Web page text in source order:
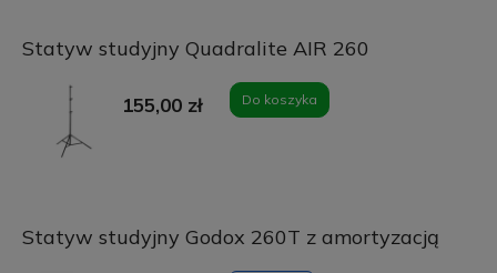
Statyw studyjny Quadralite AIR 260
155,00 zł Do koszyka
Statyw studyjny Godox 260T z amortyzacją